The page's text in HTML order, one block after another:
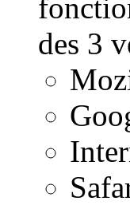
des 3